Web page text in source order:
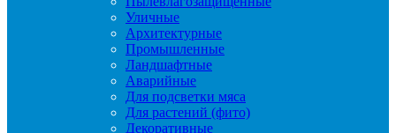
Уличные
Архитектурные
Промышленные
Ландшафтные
Аварийные
Для подсветки мяса
Для растений (фито)
Декоративные